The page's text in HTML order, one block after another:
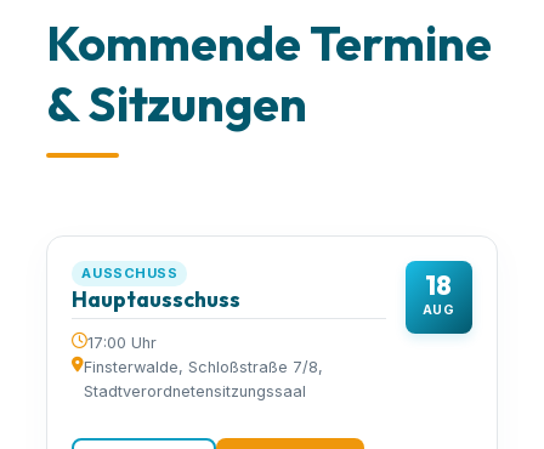
Kommende Termine
& Sitzungen
18
AUG
AUSSCHUSS
Hauptausschuss
17:00 Uhr
Finsterwalde, Schloßstraße 7/8,
Stadtverordnetensitzungssaal